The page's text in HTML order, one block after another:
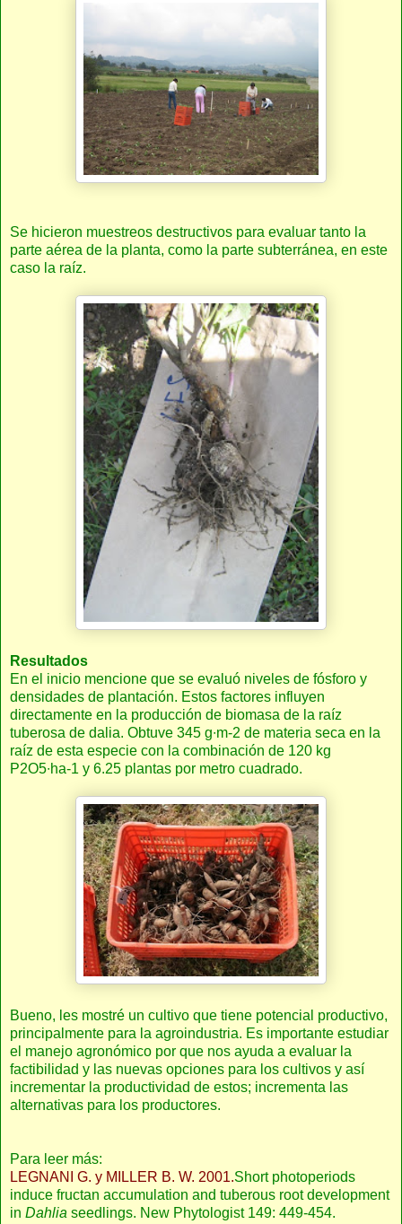
Se hicieron muestreos destructivos para evaluar tanto la
parte aérea de la planta, como la parte subterránea, en este
caso la raíz.
Resultados
En el inicio mencione que se evaluó niveles de fósforo y
densidades de plantación. Estos factores influyen
directamente en la producción de biomasa de la raíz
tuberosa de dalia. Obtuve 345 g∙m-2 de materia seca en la
raíz de esta especie con la combinación de 120 kg
P2O5∙ha-1 y 6.25 plantas por metro cuadrado.
Bueno, les mostré un cultivo que tiene potencial productivo,
principalmente para la agroindustria. Es importante estudiar
el manejo agronómico por que nos ayuda a evaluar la
factibilidad y las nuevas opciones para los cultivos y así
incrementar la productividad de estos; incrementa las
alternativas para los productores.
Para leer más:
LEGNANI G. y MILLER B. W. 2001.Short photoperiods
induce fructan accumulation and tuberous root development
in Dahlia seedlings. New Phytologist 149: 449-454.